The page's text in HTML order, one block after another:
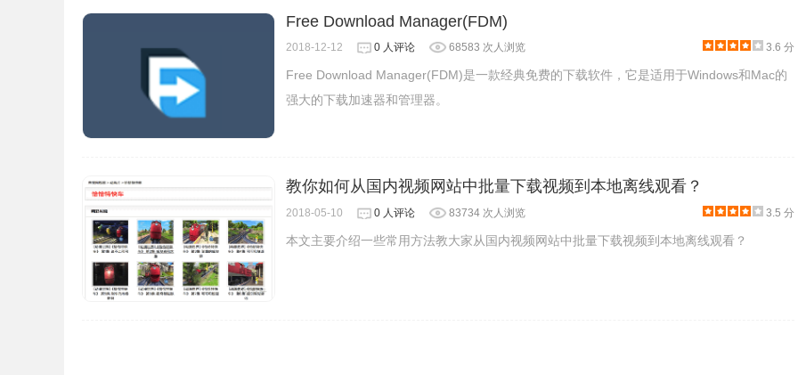
Free Download Manager(FDM)
2018-12-12 0 人评论 68583 次人浏览 3.6 分
Free Download Manager(FDM)是一款经典免费的下载软件，它是适用于Windows和Mac的
强大的下载加速器和管理器。
教你如何从国内视频网站中批量下载视频到本地离线观看？
2018-05-10 0 人评论 83734 次人浏览 3.5 分
本文主要介绍一些常用方法教大家从国内视频网站中批量下载视频到本地离线观看？